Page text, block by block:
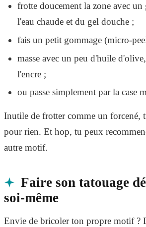
frotte doucement la zone avec un
l'eau chaude et du gel douche ;
fais un petit gommage (micro-
masse avec un peu d'huile
l'encre ;
ou passe simplement par la case
Inutile de frotter comme un forcené,
pour rien. Et hop, tu peux
autre motif.
Faire son tatouage
soi-même
Envie de bricoler ton propre motif ?